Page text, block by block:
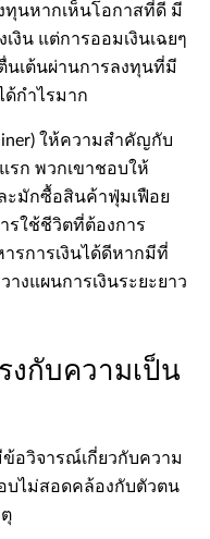
นหากเห็นโอกาสที่ดี มี
งิน แต่การออมเงินเฉยๆ
นเต้นผ่านการลงทุนที่มี
ด้กำไรมาก
ให้ความสำคัญกับ
รก พวกเขาชอบให้
ะมักซื้อสินค้าฟุ่มเฟือย
รใช้ชีวิตที่ต้องการ
รการเงินได้ดีหากมีที่
งแผนการเงินระยะยาว
งกับความเป็น
อวิจารณ์เกี่ยวกับความ
บไม่สอดคล้องกับตัวตน